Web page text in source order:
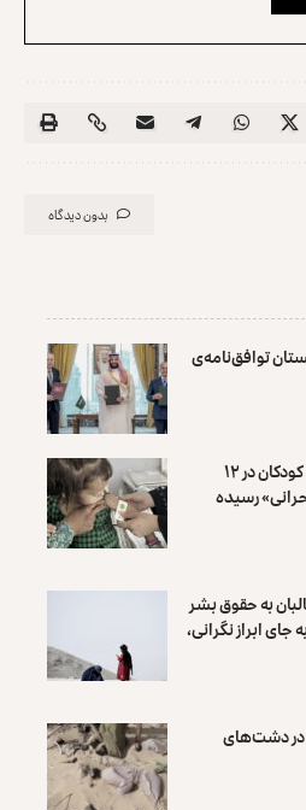
بدون دیدگاه
توافق‌نامه‌ی
برنامه جهانی غذا: سوءتغذیه کودکان در ۱۲
رسیده
به حقوق بشر
ابراز نگرانی،
در دشت‌های